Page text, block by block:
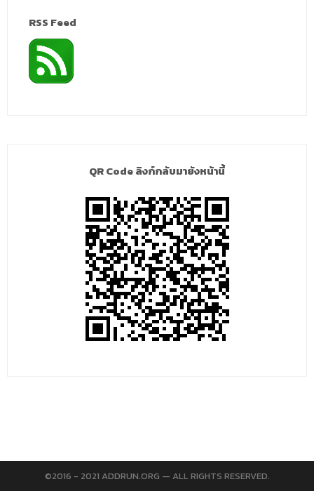
RSS Feed
QR Code ลิงก์กลับมายังหน้านี้
©2016 - 2021 ADDRUN.ORG — ALL RIGHTS RESERVED.